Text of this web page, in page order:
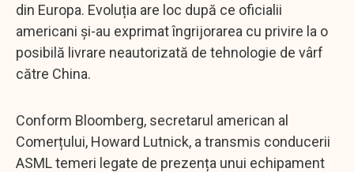
din Europa. Evoluția are loc după ce oficialii
americani și-au exprimat îngrijorarea cu privire la o
posibilă livrare neautorizată de tehnologie de vârf
către China.
Conform Bloomberg, secretarul american al
Comerțului, Howard Lutnick, a transmis conducerii
ASML temeri legate de prezența unui echipament